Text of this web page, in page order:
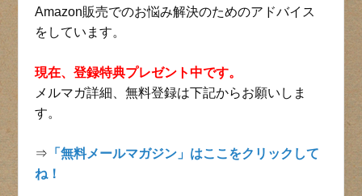
Amazon販売でのお悩み解決のためのアドバイス
をしています。
現在、登録特典プレゼント中です。
メルマガ詳細、無料登録は下記からお願いしま
す。
⇒ 「無料メールマガジン」はここをクリックして
ね！